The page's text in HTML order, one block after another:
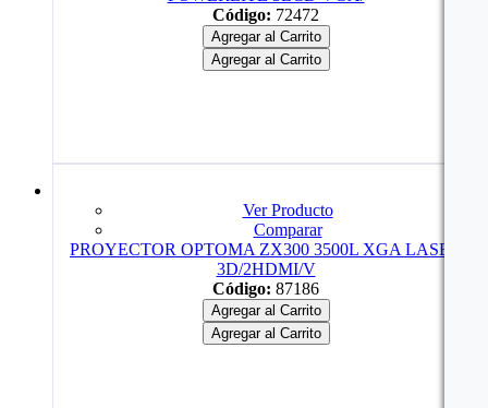
Código: 72472
Agregar al Carrito
Agregar al Carrito
Ver Producto
Comparar
PROYECTOR OPTOMA ZX300 3500L XGA LASER
3D/2HDMI/V
Código: 87186
Agregar al Carrito
Agregar al Carrito